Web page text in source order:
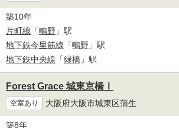
築10年
片町線 「鴫野 」駅
地下鉄今里筋線 「鴫野 」駅
地下鉄中央線 「緑橋 」駅
Forest Grace 城東京橋Ⅰ
空室あり 大阪府大阪市城東区蒲生
築8年